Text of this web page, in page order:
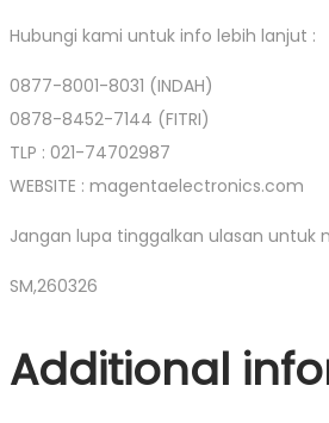
Hubungi kami untuk info lebih lanjut :
0877-8001-8031 (INDAH)
0878-8452-7144 (FITRI)
TLP : 021-74702987
WEBSITE : magentaelectronics.com
Jangan lupa tinggalkan ulasan untuk
SM,260326
Additional